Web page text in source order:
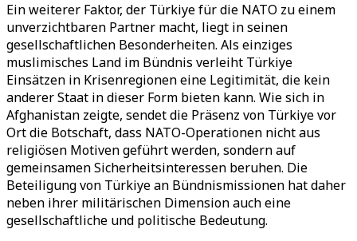
Ein weiterer Faktor, der Türkiye für die NATO zu einem
unverzichtbaren Partner macht, liegt in seinen
gesellschaftlichen Besonderheiten. Als einziges
muslimisches Land im Bündnis verleiht Türkiye
Einsätzen in Krisenregionen eine Legitimität, die kein
anderer Staat in dieser Form bieten kann. Wie sich in
Afghanistan zeigte, sendet die Präsenz von Türkiye vor
Ort die Botschaft, dass NATO-Operationen nicht aus
religiösen Motiven geführt werden, sondern auf
gemeinsamen Sicherheitsinteressen beruhen. Die
Beteiligung von Türkiye an Bündnismissionen hat daher
neben ihrer militärischen Dimension auch eine
gesellschaftliche und politische Bedeutung.